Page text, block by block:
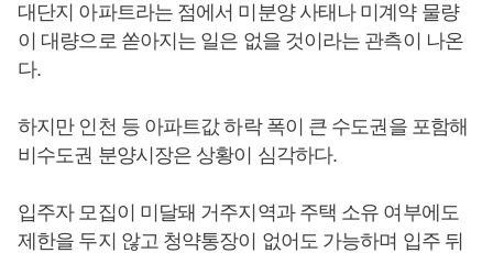
대단지 아파트라는 점에서 미분양 사태나 미계약 물량
이 대량으로 쏟아지는 일은 없을 것이라는 관측이 나온
다.
하지만 인천 등 아파트값 하락 폭이 큰 수도권을 포함해
비수도권 분양시장은 상황이 심각하다.
입주자 모집이 미달돼 거주지역과 주택 소유 여부에도
제한을 두지 않고 청약통장이 없어도 가능하며 입주 뒤